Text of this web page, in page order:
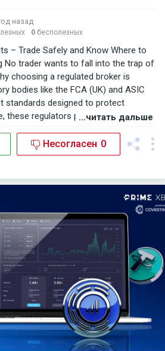
на активы и ошибок при исполнении
могут возникнуть, когда трейдер
изменить ордер или закрыть
назад
0 бесполезных
– Trade Safely and Know Where to
No trader wants to fall into the trap of
choosing a regulated broker is
bodies like the FCA (UK) and ASIC
standards designed to protect
these regulators provide a path to
jurisdictions: FCA, ASIC, and
has been consistently reliable, and I
been cheated by an unregulated
lose hope. BSBForensic.com helped
they can help you too. Their
you through every step of the
smart. Stay protected. And know that
...читать дальше
Несогласен 0